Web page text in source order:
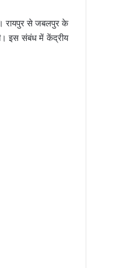
रायपुर से जबलपुर के
इस संबंध में केंद्रीय